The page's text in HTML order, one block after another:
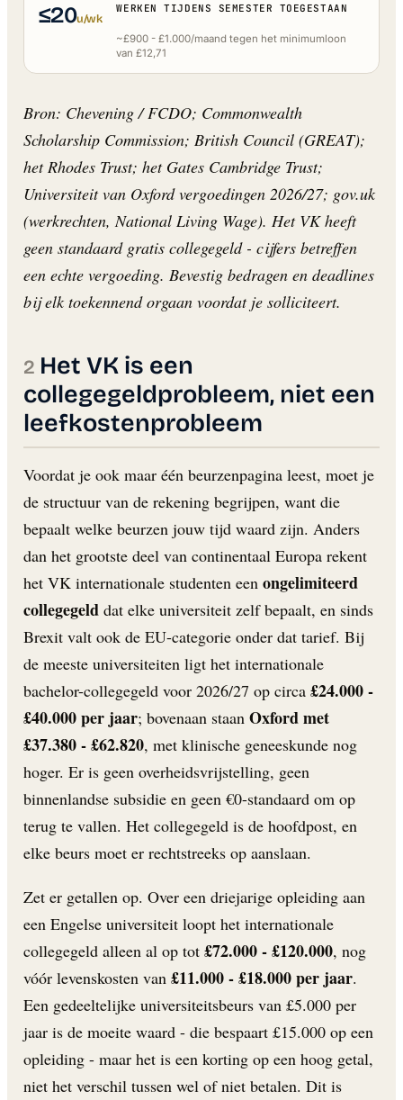
≤20u/wk
WERKEN TIJDENS SEMESTER TOEGESTAAN
~£900 - £1.000/maand tegen het minimumloon
van £12,71
Bron: Chevening / FCDO; Commonwealth
Scholarship Commission; British Council (GREAT);
het Rhodes Trust; het Gates Cambridge Trust;
Universiteit van Oxford vergoedingen 2026/27; gov.uk
(werkrechten, National Living Wage). Het VK heeft
geen standaard gratis collegegeld - cijfers betreffen
een echte vergoeding. Bevestig bedragen en deadlines
bij elk toekennend orgaan voordat je solliciteert.
Het VK is een
collegegeldprobleem, niet een
leefkostenprobleem
Voordat je ook maar één beurzenpagina leest, moet je
de structuur van de rekening begrijpen, want die
bepaalt welke beurzen jouw tijd waard zijn. Anders
dan het grootste deel van continentaal Europa rekent
het VK internationale studenten een ongelimiteerd
collegegeld dat elke universiteit zelf bepaalt, en sinds
Brexit valt ook de EU-categorie onder dat tarief. Bij
de meeste universiteiten ligt het internationale
bachelor-collegegeld voor 2026/27 op circa £24.000 -
£40.000 per jaar; bovenaan staan Oxford met
£37.380 - £62.820, met klinische geneeskunde nog
hoger. Er is geen overheidsvrijstelling, geen
binnenlandse subsidie en geen €0-standaard om op
terug te vallen. Het collegegeld is de hoofdpost, en
elke beurs moet er rechtstreeks op aanslaan.
Zet er getallen op. Over een driejarige opleiding aan
een Engelse universiteit loopt het internationale
collegegeld alleen al op tot £72.000 - £120.000, nog
vóór levenskosten van £11.000 - £18.000 per jaar.
Een gedeeltelijke universiteitsbeurs van £5.000 per
jaar is de moeite waard - die bespaart £15.000 op een
opleiding - maar het is een korting op een hoog getal,
niet het verschil tussen wel of niet betalen. Dit is